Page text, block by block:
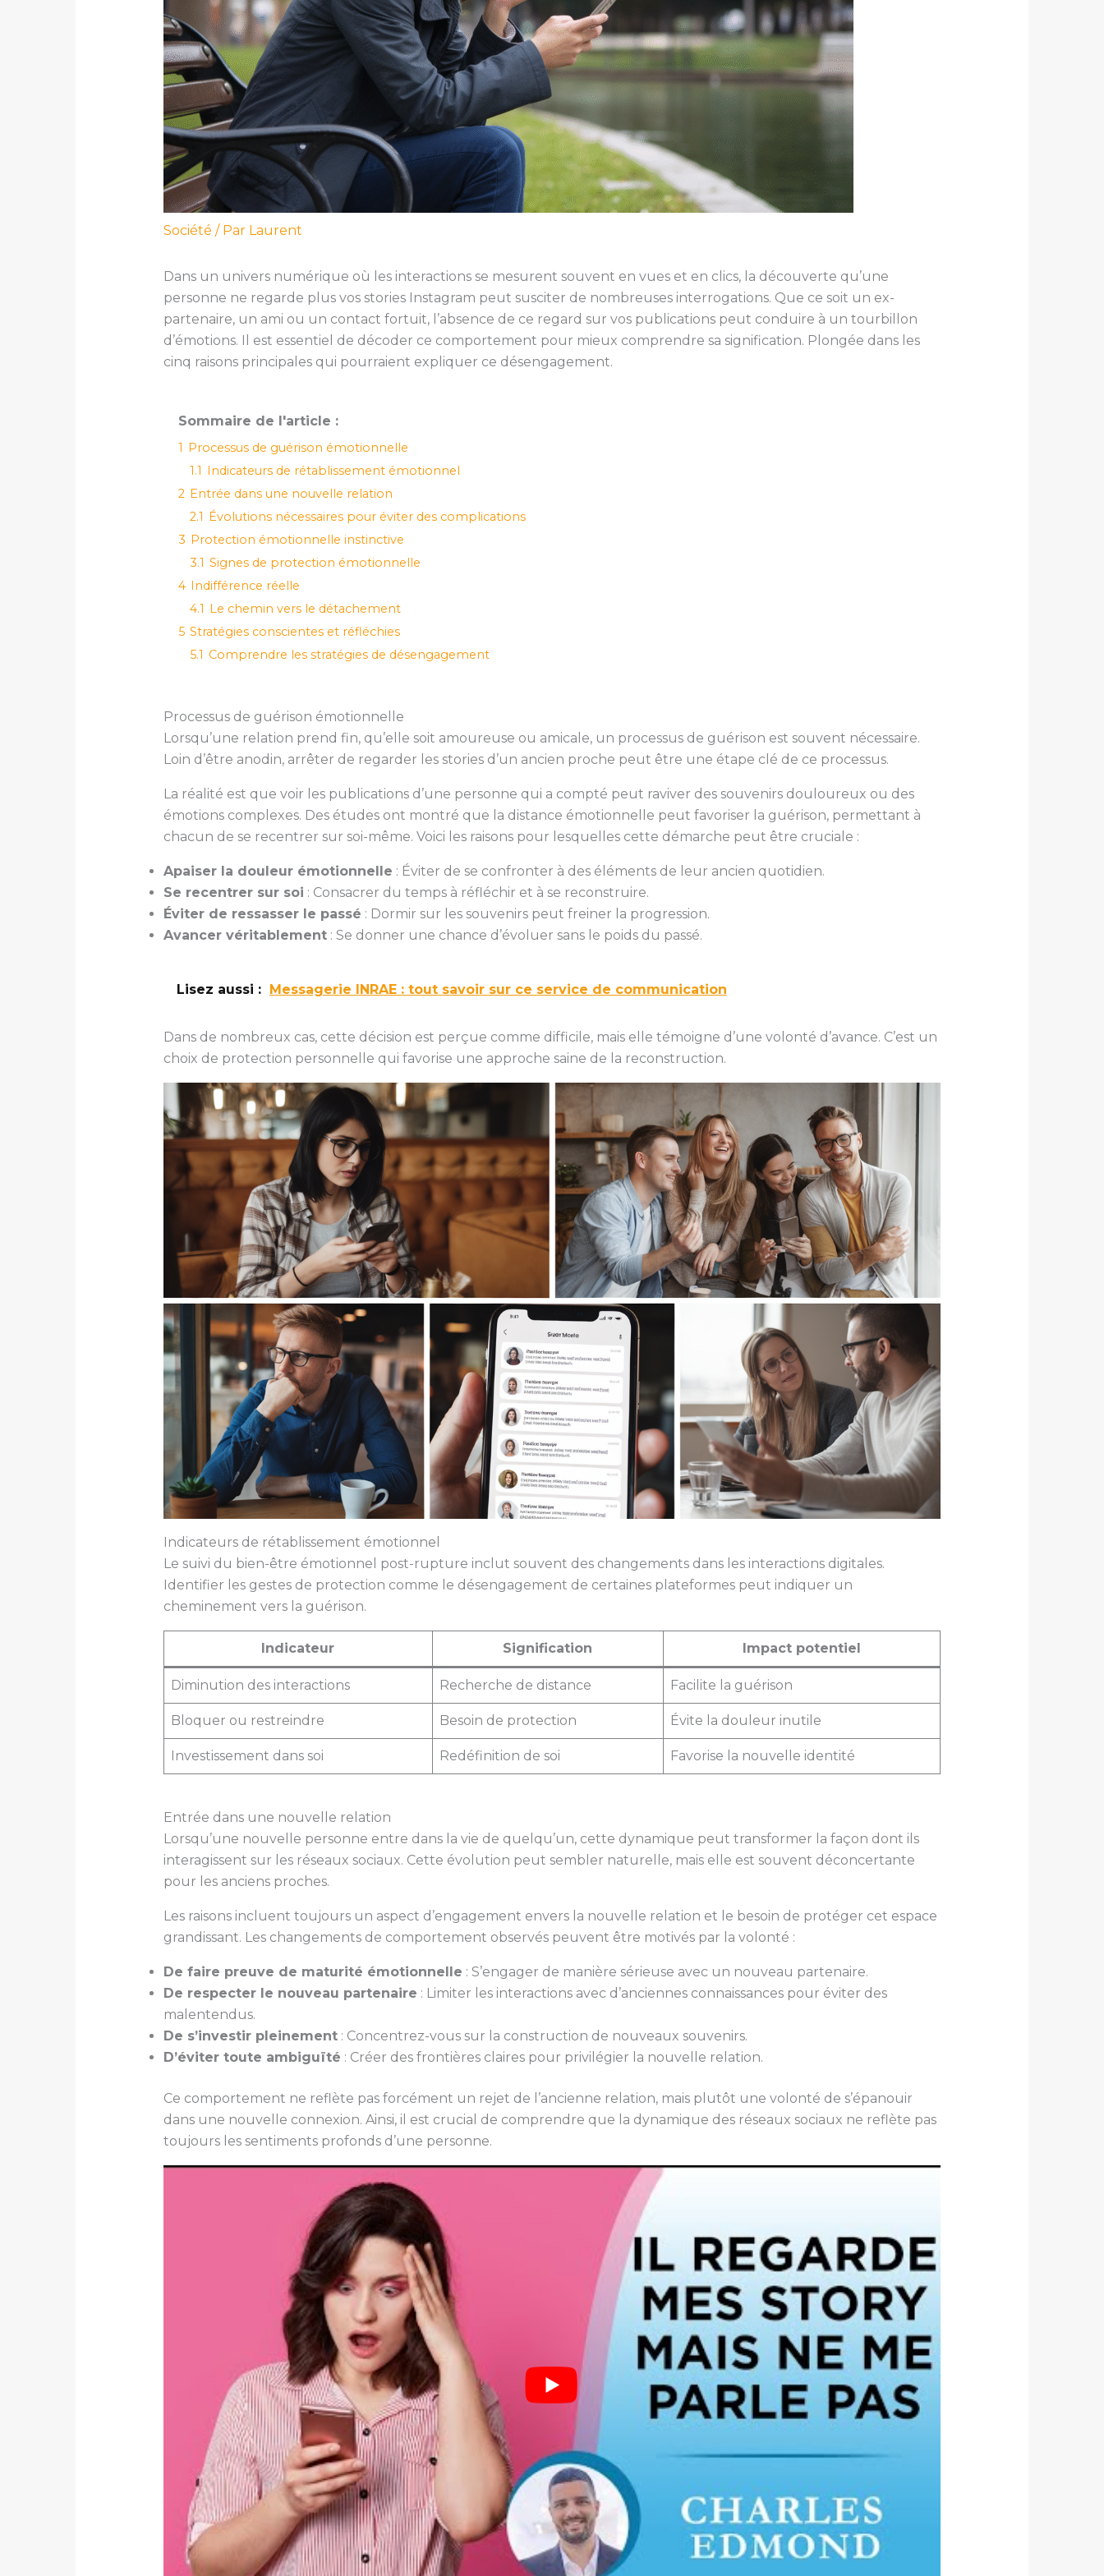
Société / Par Laurent
Dans un univers numérique où les interactions se mesurent souvent en vues et en clics, la découverte qu’une
personne ne regarde plus vos stories Instagram peut susciter de nombreuses interrogations. Que ce soit un ex-
partenaire, un ami ou un contact fortuit, l’absence de ce regard sur vos publications peut conduire à un tourbillon
d’émotions. Il est essentiel de décoder ce comportement pour mieux comprendre sa signification. Plongée dans les
cinq raisons principales qui pourraient expliquer ce désengagement.
Sommaire de l'article :
1
Processus de guérison émotionnelle
1.1
Indicateurs de rétablissement émotionnel
2 Entrée dans une nouvelle relation
2.1
Évolutions nécessaires pour éviter des complications
3 Protection émotionnelle instinctive
3.1 Signes de protection émotionnelle
4
Indifférence réelle
4.1
Le chemin vers le détachement
5 Stratégies conscientes et réfléchies
5.1 Comprendre les stratégies de désengagement
Processus de guérison émotionnelle
Lorsqu’une relation prend fin, qu’elle soit amoureuse ou amicale, un processus de guérison est souvent nécessaire.
Loin d’être anodin, arrêter de regarder les stories d’un ancien proche peut être une étape clé de ce processus.
La réalité est que voir les publications d’une personne qui a compté peut raviver des souvenirs douloureux ou des
émotions complexes. Des études ont montré que la distance émotionnelle peut favoriser la guérison, permettant à
chacun de se recentrer sur soi-même. Voici les raisons pour lesquelles cette démarche peut être cruciale :
Apaiser la douleur émotionnelle : Éviter de se confronter à des éléments de leur ancien quotidien.
Se recentrer sur soi : Consacrer du temps à réfléchir et à se reconstruire.
Éviter de ressasser le passé : Dormir sur les souvenirs peut freiner la progression.
Avancer véritablement: Se donner une chance d’évoluer sans le poids du passé.
Lisez aussi : Messagerie INRAE : tout savoir sur ce service de communication
Dans de nombreux cas, cette décision est perçue comme difficile, mais elle témoigne d’une volonté d’avance. C’est un
choix de protection personnelle qui favorise une approche saine de la reconstruction.
Indicateurs de rétablissement émotionnel
Le suivi du bien-être émotionnel post-rupture inclut souvent des changements dans les interactions digitales.
Identifier les gestes de protection comme le désengagement de certaines plateformes peut indiquer un
cheminement vers la guérison.
Indicateur Signification Impact potentiel
Diminution des interactions Recherche de distance Facilite la guérison
Bloquer ou restreindre Besoin de protection Évite la douleur inutile
Investissement dans soi Redéfinition de soi Favorise la nouvelle identité
Entrée dans une nouvelle relation
Lorsqu’une nouvelle personne entre dans la vie de quelqu’un, cette dynamique peut transformer la façon dont ils
interagissent sur les réseaux sociaux. Cette évolution peut sembler naturelle, mais elle est souvent déconcertante
pour les anciens proches.
Les raisons incluent toujours un aspect d’engagement envers la nouvelle relation et le besoin de protéger cet espace
grandissant. Les changements de comportement observés peuvent être motivés par la volonté :
De faire preuve de maturité émotionnelle : S’engager de manière sérieuse avec un nouveau partenaire.
De respecter le nouveau partenaire : Limiter les interactions avec d’anciennes connaissances pour éviter des
malentendus.
De s’investir pleinement: Concentrez-vous sur la construction de nouveaux souvenirs.
D’éviter toute ambiguïté : Créer des frontières claires pour privilégier la nouvelle relation.
Ce comportement ne reflète pas forcément un rejet de l’ancienne relation, mais plutôt une volonté de s’épanouir
dans une nouvelle connexion. Ainsi, il est crucial de comprendre que la dynamique des réseaux sociaux ne reflète pas
toujours les sentiments profonds d’une personne.